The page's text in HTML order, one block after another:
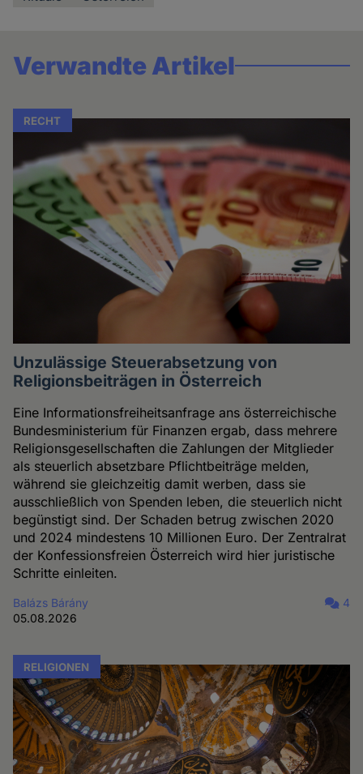
Verwandte Artikel
RECHT
Unzulässige Steuerabsetzung von
Religionsbeiträgen in Österreich
Eine Informationsfreiheitsanfrage ans österreichische
Bundesministerium für Finanzen ergab, dass mehrere
Religionsgesellschaften die Zahlungen der Mitglieder
als steuerlich absetzbare Pflichtbeiträge melden,
während sie gleichzeitig damit werben, dass sie
ausschließlich von Spenden leben, die steuerlich nicht
begünstigt sind. Der Schaden betrug zwischen 2020
und 2024 mindestens 10 Millionen Euro. Der Zentralrat
der Konfessionsfreien Österreich wird hier juristische
Schritte einleiten.
Balázs Bárány
05.08.2026
4
RELIGIONEN